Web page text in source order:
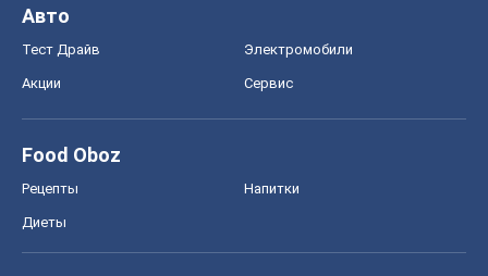
Авто
Тест Драйв Электромобили
Акции Сервис
Food Oboz
Рецепты Напитки
Диеты